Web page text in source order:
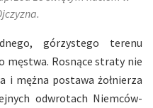
górzystego terenu
męstwa. Rosnące straty nie
i mężna postawa żołnierza
odwrotach Niemców-